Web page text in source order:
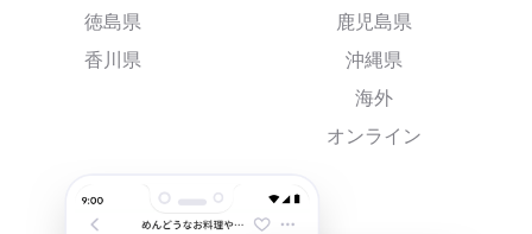
徳島県
香川県
鹿児島県
沖縄県
海外
オンライン